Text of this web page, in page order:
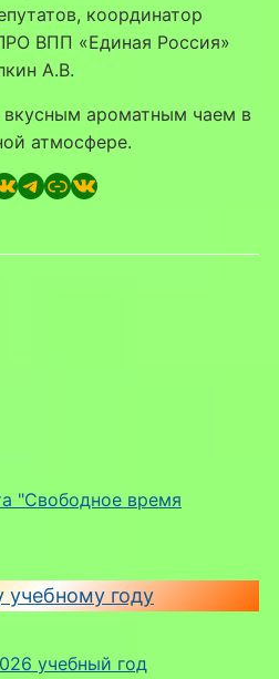
"Свободное время
году
учебный год
координатор
ВПП «Единая Россия»
А.В.
вкусным ароматным чаем в
атмосфере.
Telegram
Ссылка
ВКонтакте